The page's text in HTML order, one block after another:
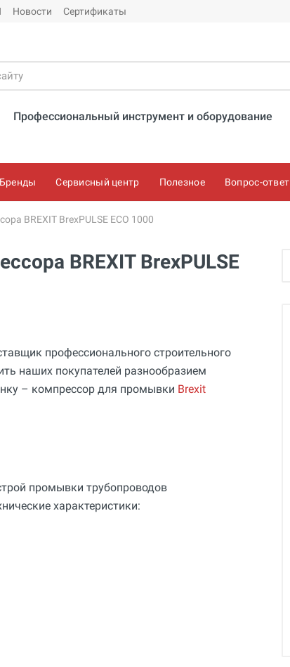
Новости Сертификаты
Профессиональный инструмент и оборудование
Бренды Сервисный центр Полезное Вопрос-ответ
BREXIT BrexPULSE ECO 1000
BREXIT BrexPULSE
профессионального строительного
наших покупателей разнообразием
– компрессор для промывки Brexit
промывки трубопроводов
характеристики: